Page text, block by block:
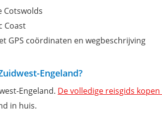
Cotswolds
Coast
GPS coördinaten en wegbeschrijving
Engeland?
Engeland. De volledige reisgids
in huis.